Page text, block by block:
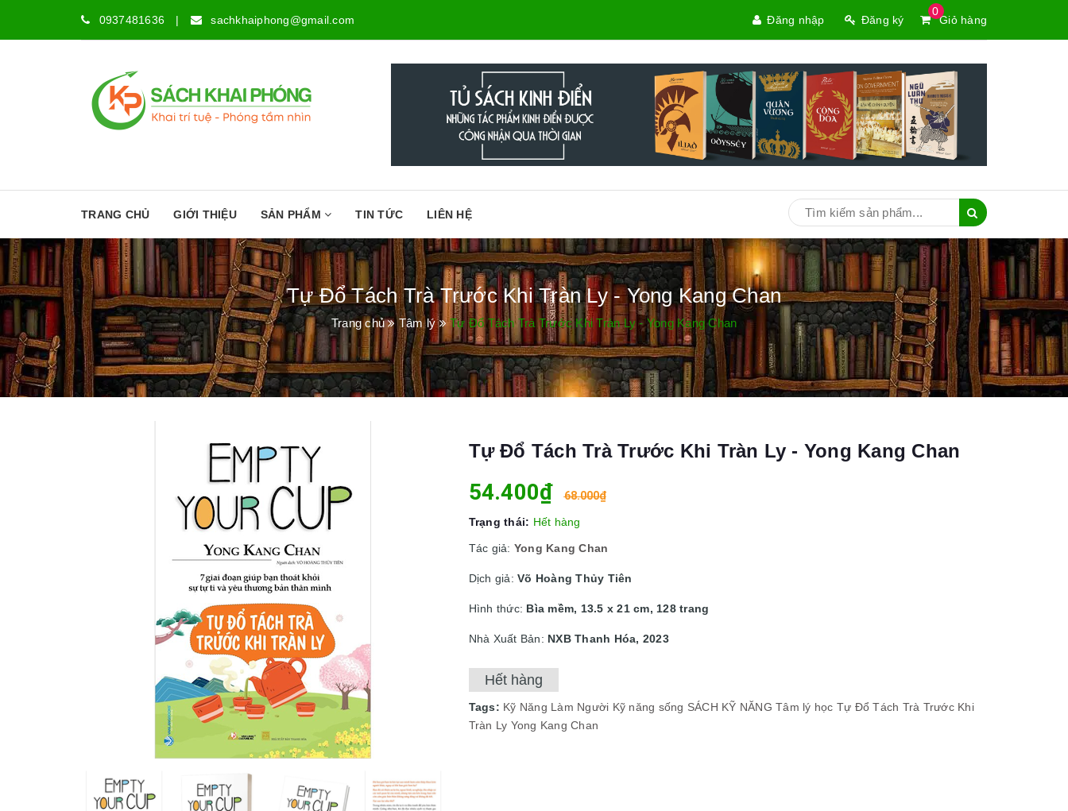
0937481636 | sachkhaiphong@gmail.com
0
Giỏ hàng
Đăng nhập Đăng ký
TRANG CHỦ GIỚI THIỆU SẢN PHẨM TIN TỨC LIÊN HỆ
Tự Đổ Tách Trà Trước Khi Tràn Ly - Yong Kang Chan
Trang chủ Tâm lý Tự Đổ Tách Trà Trước Khi Tràn Ly - Yong Kang Chan
Tự Đổ Tách Trà Trước Khi Tràn Ly - Yong Kang Chan
54.400₫ 68.000₫
Trạng thái: Hết hàng
Tác giả: Yong Kang Chan
Dịch giả: Võ Hoàng Thủy Tiên
Hình thức: Bìa mềm, 13.5 x 21 cm, 128 trang
Nhà Xuất Bản: NXB Thanh Hóa, 2023
Hết hàng
Tags: Kỹ Năng Làm Người Kỹ năng sống SÁCH KỸ NĂNG Tâm lý học Tự Đổ Tách Trà Trước Khi
Tràn Ly Yong Kang Chan